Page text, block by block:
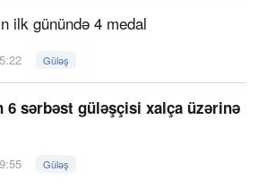
ilk günündə 4 medal
Güləş
6 sərbəst güləşçisi xalça üzərinə
Güləş